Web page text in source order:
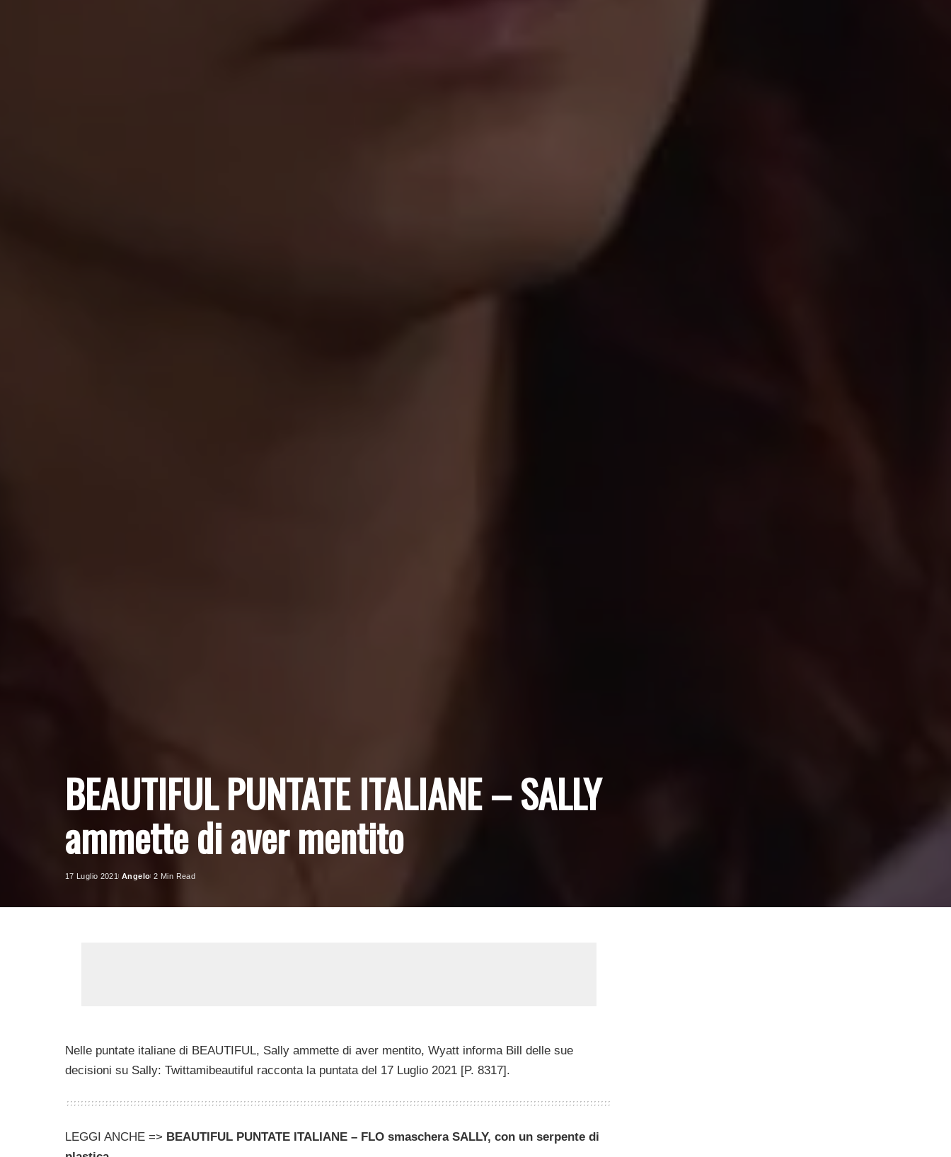
BEAUTIFUL PUNTATE ITALIANE – SALLY
ammette di aver mentito
17 Luglio 2021
Posted
Angelo 2 Min Read
Nelle puntate italiane di BEAUTIFUL, Sally ammette di aver mentito, Wyatt informa Bill delle sue
decisioni su Sally: Twittamibeautiful racconta la puntata del 17 Luglio 2021 [P. 8317].
LEGGI ANCHE => BEAUTIFUL PUNTATE ITALIANE – FLO smaschera SALLY, con un serpente di